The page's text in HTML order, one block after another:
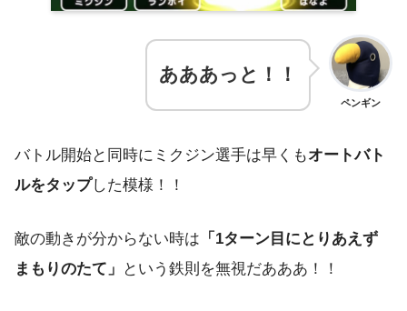
ペンギン
あああっと！！
バトル開始と同時にミクジン選手は早くもオートバト
ルをタップした模様！！
敵の動きが分からない時は 「1ターン目にとりあえず
まもりのたて」 という鉄則を無視だあああ！！